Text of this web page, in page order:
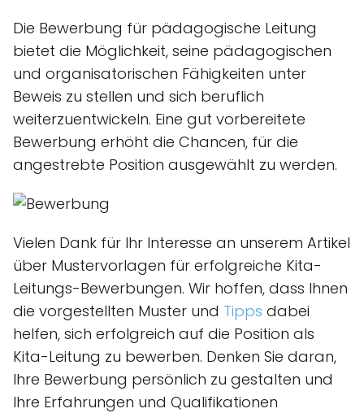
Die Bewerbung für pädagogische Leitung
bietet die Möglichkeit, seine pädagogischen
und organisatorischen Fähigkeiten unter
Beweis zu stellen und sich beruflich
weiterzuentwickeln. Eine gut vorbereitete
Bewerbung erhöht die Chancen, für die
angestrebte Position ausgewählt zu werden.
Vielen Dank für Ihr Interesse an unserem Artikel
über Mustervorlagen für erfolgreiche Kita-
Leitungs-Bewerbungen. Wir hoffen, dass Ihnen
die vorgestellten Muster und Tipps dabei
helfen, sich erfolgreich auf die Position als
Kita-Leitung zu bewerben. Denken Sie daran,
Ihre Bewerbung persönlich zu gestalten und
Ihre Erfahrungen und Qualifikationen